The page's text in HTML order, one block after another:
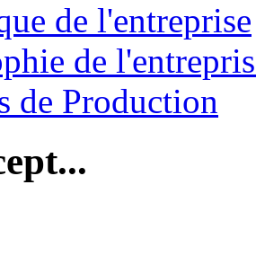
de l'entreprise
de
de Production